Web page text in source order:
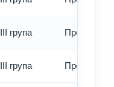
III група Превод -
III група Превод -